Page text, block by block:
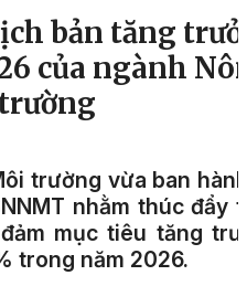
bản tăng
của ngành
trường vừa ban
nhằm thúc đẩy
mục tiêu tăng
trong năm 2026.